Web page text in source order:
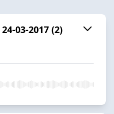
03-2017 (2)